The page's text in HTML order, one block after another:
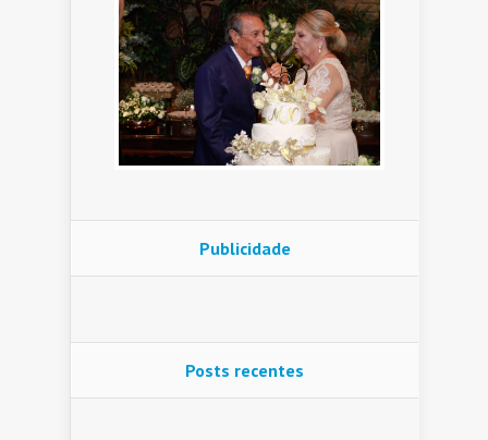
Publicidade
Posts recentes